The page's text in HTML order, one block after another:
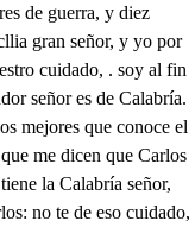
estatuas; caso extraño, que con tan grande retitud gobierna? es de modo señor, que no se ha visto Roma en tanta quietud, paz, y concordia desde Trájano acá, y aún imagino que Cuma, ni Trájano no le igualan, según la rectitud con que los trata. Cuanto adquiré reparte con los pobres, sin dejar para si sola una mínima, de la misma manera trata a todos, que si de Roma Senador no fuera. No se le a conocido en cuatro meses, que a que gobierna desde Roma a Italia, cosa que huela a sinjusticia. a su misma mujer a condenado a muerte, que es el extremo que decirse puede. tiene buen talle? es un milagro en todo, Si le vieras la cara, no dijeras si no que en el es natural el cargo, no S. no ha hecho en la Majestad mudanza, que es el mayor valor que de él se cuenta, el mismo es hoy en humildad que era, es soldado? es un César, es un Hecor, trata con tanto amor a los soldados, que el más cobarde perderá la vida por defender la suya, y aún es poco: adora Roma en él, y aún no me espanto, que su afabilidad, y su gobierno, da muestra que la adoren, y respeten por quién soy, que le soy aficionado, y que deseo verle, de que modo le podría yo ver? . muy fácilmente: ya Señor el Real queda asentado, a esto Rodulfo estoy determinado. (n. Pues no adorabas a Ursino? ya he mudado de querer, es posible? . soy mujer y amor todo es desatino. Si no te espanta que el Mar, crece y mengua en un momento si no te espanta que el viento jamás este en un lugar. Si la fácil condición, del tiempo breve, y ligero no te espanta, y primero móvil, la revolución. Si no te espanta, que el Sol, camine paso entre paso desde el Oriente al Ocaso rico por el de arrebol. Si de la inconstante Luna, no te espanta la mudanza: ni su propria semejanza en la mudable fortuna. Si no te espanta que el Cielo amanezca claro, y rubio, y retratar del Dilubio el día final al suelo. Que no haya cosa en un ser de cuantas el suelo mira. porque te espanta, y admira que se mude una mujer? Verdad es que tuve amor a Ursino, sí, y que también Ursino me quiso bien, pero marchítose en flor. lliciste aquel memoria! por el orden que te di? si señora, . traesleay! muestra: . no creverata De tu firme voluntad, cuándo es para mejorarl Coruclio amigo el mudarse valor es, no velidad. DEL CAUALLERO Y que le piensas decir, si te topa? . cómo que: dírele que me mude, que amor no sabe mentir. Quién es Fabio? (ces ab yo soy Fabio, Si. cuatro escudos, . dos mil ve beso tus pies, Ni mas mereces denle una alabarda a Octabio. Está asentado el Real? ya señor está asentado, Nitel. sois un valiente soldado, beso tu planta real. Yo me acordare de vos, Os soy tu hechura: iel cuanto amigo esta de aquí el enemigo? cosa de una milla, o dos. Sois vos Lelió un Milanes er que me hizo un gran servicio? no señor: yo soy Mauricio: ira humilde estoy a tus pies. Cuanto te debé? . dos pagas, hacelde luego pagar, el mundo es poco hollar si de esta manera pagas. En gran peligro te has puesto cuál